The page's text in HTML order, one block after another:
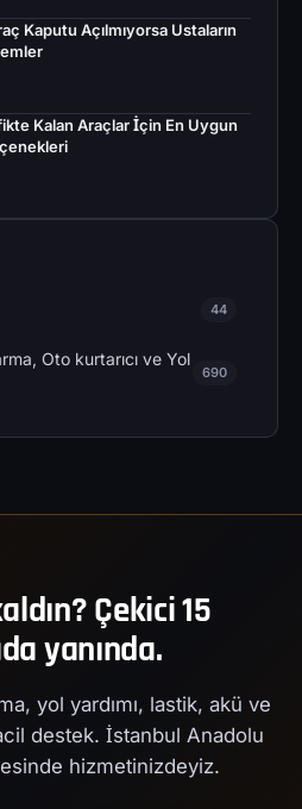
Kaputu Açılmıyorsa Ustaların
Kalan Araçlar İçin En Uygun
44
Oto kurtarıcı ve Yol
690
Çekici 15
yanında.
yol yardımı, lastik, akü ve
destek. İstanbul Anadolu
hizmetinizdeyiz.